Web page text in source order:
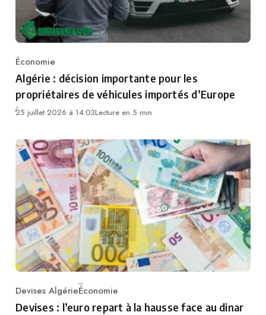
Category
Économie
Algérie : décision importante pour les
propriétaires de véhicules importés d’Europe
25 juillet 2026 à 14:03Lecture en 5 min
Category
Devises AlgérieÉconomie
Devises : l’euro repart à la hausse face au dinar